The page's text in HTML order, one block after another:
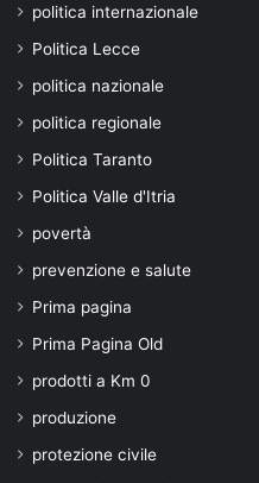
politica internazionale
Politica Lecce
politica nazionale
politica regionale
Politica Taranto
Politica Valle d'Itria
povertà
prevenzione e salute
Prima pagina
Prima Pagina Old
prodotti a Km 0
produzione
protezione civile